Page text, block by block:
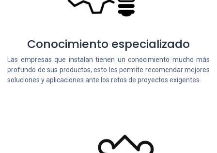
Conocimiento especializado
Las empresas que instalan tienen un conocimiento mucho más
profundo de sus productos, esto les permite recomendar mejores
soluciones y aplicaciones ante los retos de proyectos exigentes.